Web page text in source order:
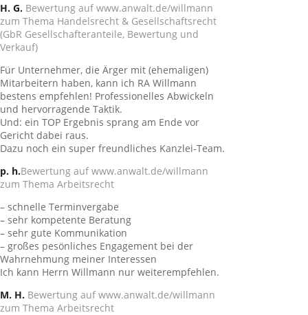
H. G. Bewertung auf www.anwalt.de/willmann
zum Thema Handelsrecht & Gesellschaftsrecht
(GbR Gesellschafteranteile, Bewertung und
Verkauf)
Für Unternehmer, die Ärger mit (ehemaligen)
Mitarbeitern haben, kann ich RA Willmann
bestens empfehlen! Professionelles Abwickeln
und hervorragende Taktik.
Und: ein TOP Ergebnis sprang am Ende vor
Gericht dabei raus.
Dazu noch ein super freundliches Kanzlei-Team.
p. h.Bewertung auf www.anwalt.de/willmann
zum Thema Arbeitsrecht
– schnelle Terminvergabe
– sehr kompetente Beratung
– sehr gute Kommunikation
– großes pesönliches Engagement bei der
Wahrnehmung meiner Interessen
Ich kann Herrn Willmann nur weiterempfehlen.
M. H. Bewertung auf www.anwalt.de/willmann
zum Thema Arbeitsrecht